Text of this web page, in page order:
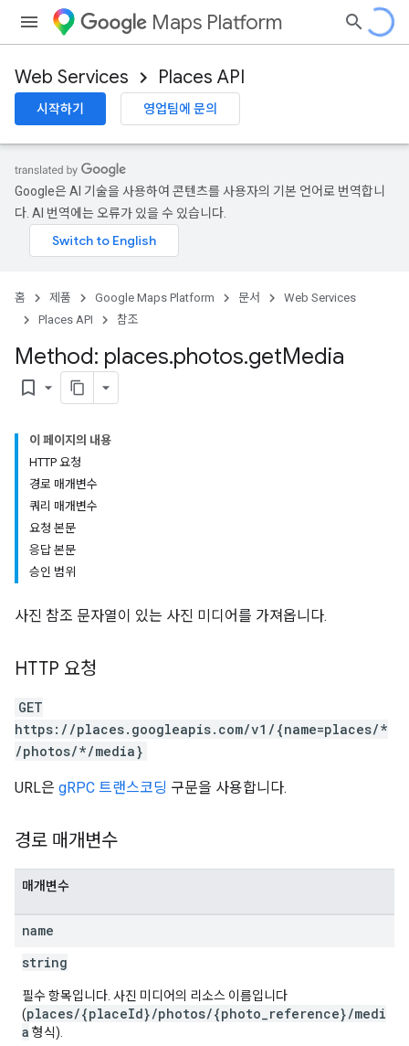
Maps Platform
Web Services Places API
시작하기 영업팀에 문의
Google은 AI 기술을 사용하여 콘텐츠를 사용자의 기본 언어로 번역합니
다. AI 번역에는 오류가 있을 수 있습니다.
홈 제품 Google Maps Platform 문서
Web Services
Places API
참조
Method: places.photos.getMedia
bookmark_border
이 페이지의 내용
HTTP 요청
경로 매개변수
쿼리 매개변수
요청 본문
응답 본문
승인 범위
사진 참조 문자열이 있는 사진 미디어를 가져옵니다.
HTTP 요청
GET
https://places.googleapis.com/v1/{name=places/*
/photos/*/media}
URL은 gRPC 트랜스코딩 구문을 사용합니다.
경로 매개변수
매개변수
name
string
필수 항목입니다. 사진 미디어의 리소스 이름입니다
(places/{placeId}/photos/{photo_reference}/medi
a 형식).